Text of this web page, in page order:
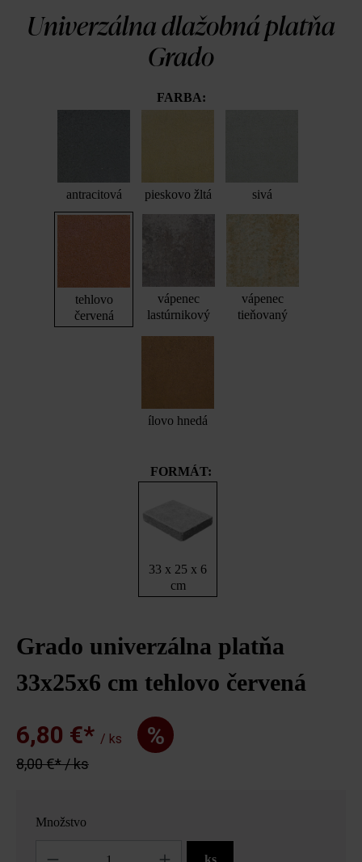
Univerzálna dlažobná platňa
Grado
FARBA:
antracitová pieskovo žltá sivá
tehlovo
červená
vápenec
lastúrnikový
vápenec
tieňovaný
ílovo hnedá
FORMÁT:
33 x 25 x 6
cm
Grado univerzálna platňa
33x25x6 cm tehlovo červená
6,80 €* / ks %
8,00 €* / ks
Množstvo